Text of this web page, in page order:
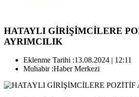
HATAYLI GİRİŞİMCİLERE
AYRIMCILIK
Eklenme Tarihi :13.08.2024 | 12:11
Muhabir :Haber Merkezi